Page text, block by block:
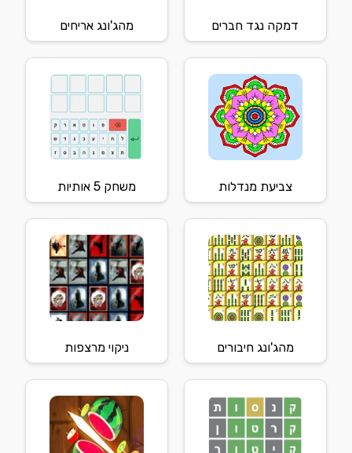
דמקה נגד חברים מהג'ונג אריחים
צביעת מנדלות משחק 5 אותיות
מהג'ונג חיבורים ניקוי מרצפות